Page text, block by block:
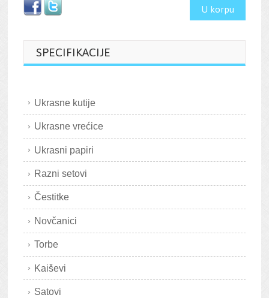
U korpu
SPECIFIKACIJE
Ukrasne kutije
Ukrasne vrećice
Ukrasni papiri
Razni setovi
Čestitke
Novčanici
Torbe
Kaiševi
Satovi